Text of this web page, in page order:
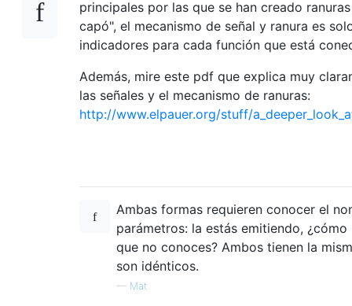
principales por las que se han creado
capó", el mecanismo de señal y ranura es
indicadores para cada función que está
Además, mire este pdf que explica muy
las señales y el mecanismo de ranuras:
http://www.elpauer.org/stuff/
Ambas formas requieren conocer el
parámetros: la estás emitiendo,
que no conoces? Ambos tienen la
son idénticos.
— Mat